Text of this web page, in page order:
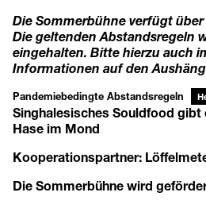
Die Sommerbühne verfügt über
Die geltenden Abstandsregeln
eingehalten. Bitte hierzu auch
Informationen auf den
Pandemiebedingte Abstandsregeln
Singhalesisches Souldfood gibt
Hase im Mond
Kooperationspartner:
Die Sommerbühne wird